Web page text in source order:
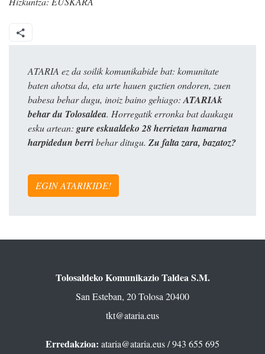
ATARIA ez da soilik komunikabide bat: komunitate
baten ahotsa da, eta urte hauen guztien ondoren, zuen
babesa behar dugu, inoiz baino gehiago:ATARIAk
behar du Tolosaldea. Horregatik erronka bat daukagu
esku artean: gure eskualdeko 28 herrietan hamarna
harpidedun berribehar ditugu. Zu falta zara, bazatoz?
EGIN ATARIKIDE!
Tolosaldeko Komunikazio Taldea S.M.
San Esteban, 20 Tolosa 20400
tkt@ataria.eus
Erredakzioa: ataria@ataria.eus/ 943 655 695